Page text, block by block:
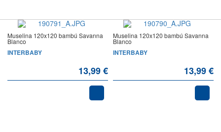
Muselina 120x120 bambú Savanna
Blanco
INTERBABY
13,99 €
Muselina 120x120 bambú Savanna
Blanco
INTERBABY
13,99 €